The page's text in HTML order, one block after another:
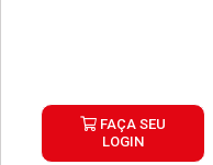
FAÇA SEU
LOGIN